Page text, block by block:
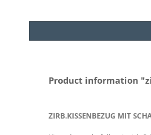
Product information
ZIRB.KISSENBEZUG MIT